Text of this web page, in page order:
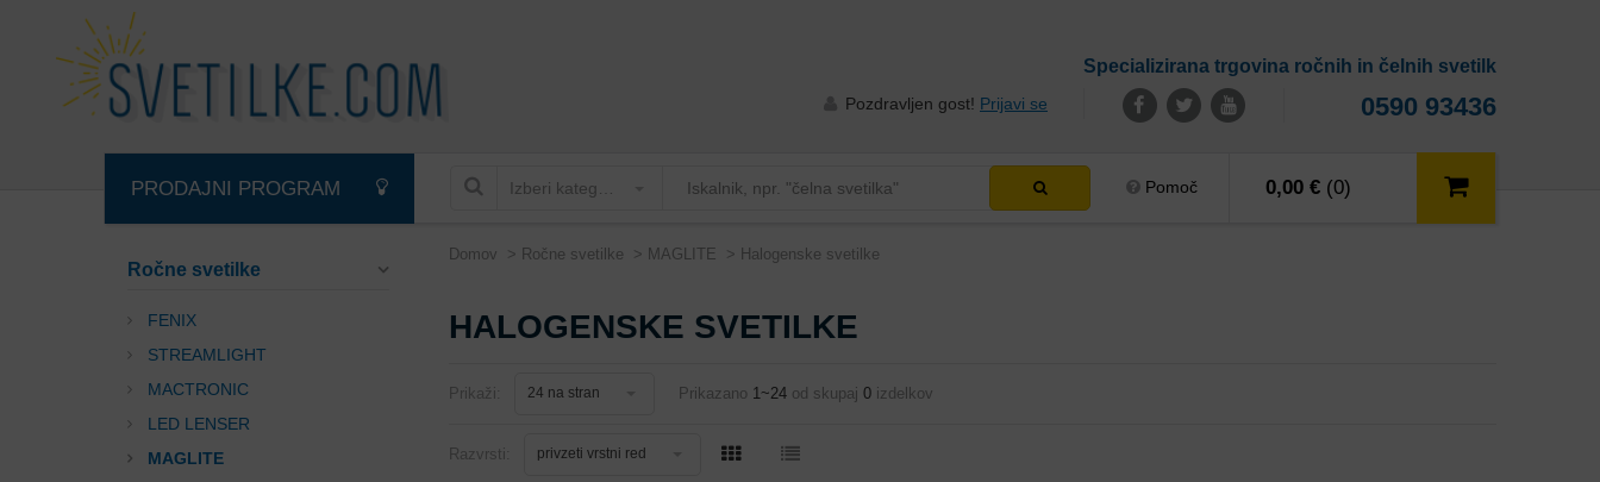
Specializirana trgovina ročnih in čelnih svetilk
Pozdravljen gost! Prijavi se 0590 93436
PRODAJNI PROGRAM Pomoč 0,00 € (0)
Ročne svetilke
FENIX
STREAMLIGHT
MACTRONIC
LED LENSER
MAGLITE
Domov Ročne svetilke MAGLITE Halogenske svetilke
HALOGENSKE SVETILKE
Prikaži: 24 na stran Prikazano 1~24 od skupaj0 izdelkov
Razvrsti: privzeti vrstni red